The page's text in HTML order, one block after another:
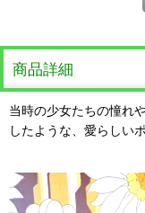
商品詳細
当時の少女たちの憧れ
したような、愛らしい